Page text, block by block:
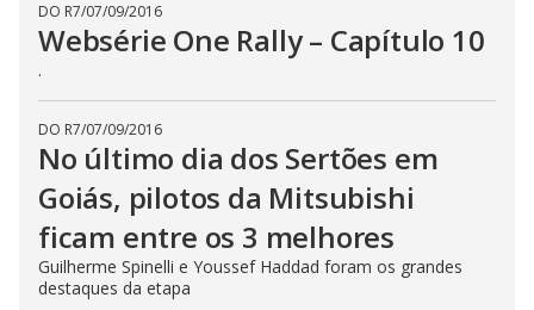
DO R7/07/09/2016
Websérie One Rally – Capítulo 10
.
DO R7/07/09/2016
No último dia dos Sertões em
Goiás, pilotos da Mitsubishi
ficam entre os 3 melhores
Guilherme Spinelli e Youssef Haddad foram os grandes
destaques da etapa